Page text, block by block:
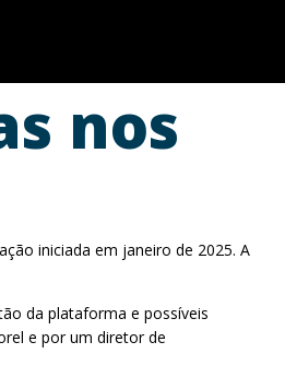
nos
iniciada em janeiro de 2025. A
da plataforma e possíveis
e por um diretor de